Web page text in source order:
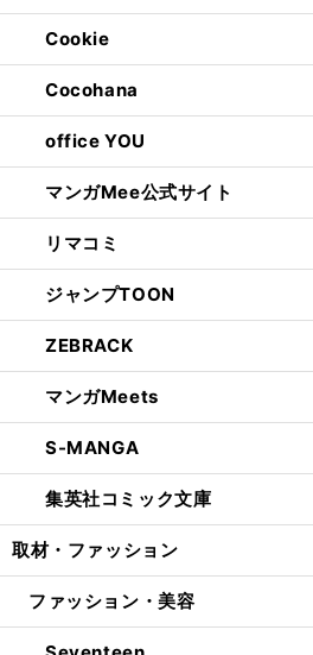
Cookie
Cocohana
office YOU
マンガMee公式サイト
リマコミ
ジャンプTOON
ZEBRACK
マンガMeets
S-MANGA
集英社コミック文庫
取材・ファッション
ファッション・美容